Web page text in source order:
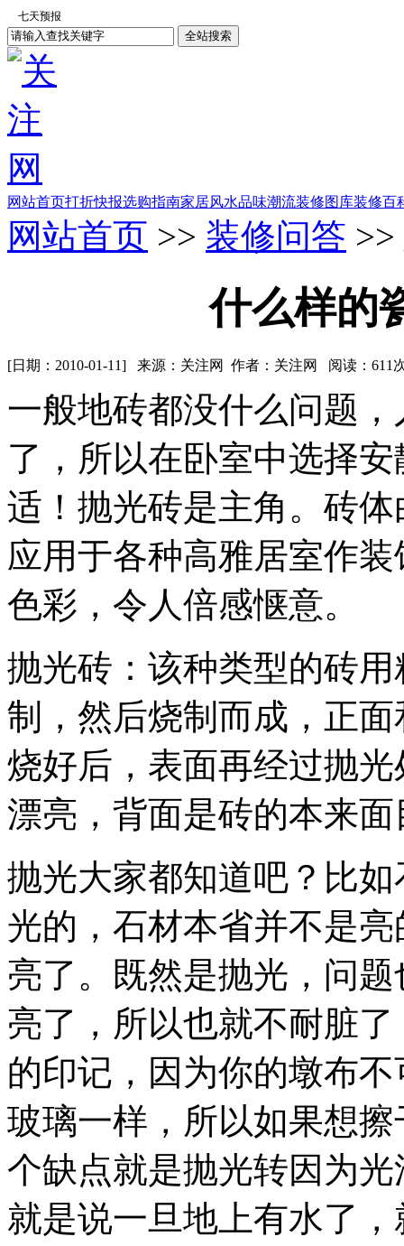
网站首页打折快报选购指南家居风水品味潮流装修图库装修百
网站首页 >> 装修问答 >>
什么样的
[日期：2010-01-11] 来源：关注网 作者：关注网 阅读： 611
一般地砖都没什么问题
了，所以在卧室中选择
适！抛光砖是主角。砖
应用于各种高雅居室作
色彩，令人倍感惬意。
抛光砖：该种类型的砖
制，然后烧制而成，正
烧好后，表面再经过抛
漂亮，背面是砖的本来面
抛光大家都知道吧？比
光的，石材本省并不是
亮了。既然是抛光，问
亮了，所以也就不耐脏
的印记，因为你的墩布
玻璃一样，所以如果想
个缺点就是抛光转因为
就是说一旦地上有水了